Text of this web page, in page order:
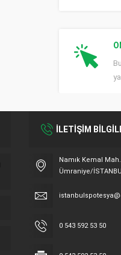
İLETİŞİM
Namık Kemal
Ümraniye/
0 543 592 53 50